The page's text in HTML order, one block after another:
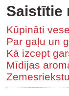
Saistītie
Kūpināti
Par gaļu un
Kā izcept
Mīdijas